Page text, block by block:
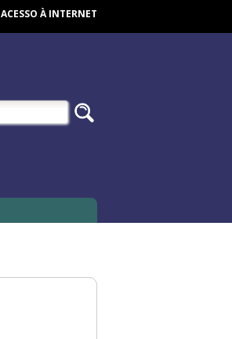
ACESSO À INTERNET